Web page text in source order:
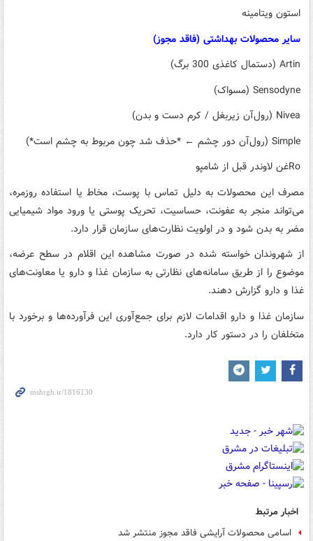
️ استون ویتامینه
️ سایر محصولات بهداشتی (فاقد مجوز)
مصرف این محصولات به دلیل تماس با پوست، مخاط یا استفاده روزمره،
می‌تواند منجر به عفونت، حساسیت، تحریک پوستی یا ورود مواد شیمیایی
مضر به بدن شود و در اولویت نظارت‌های سازمان قرار دارد.
از شهروندان خواسته شده در صورت مشاهده این اقلام در سطح عرضه،
موضوع را از طریق سامانه‌های نظارتی به سازمان غذا و دارو یا معاونت‌های
غذا و دارو گزارش دهند.
سازمان غذا و دارو اقدامات لازم برای جمع‌آوری این فرآورده‌ها و برخورد با
متخلفان را در دستور کار دارد.
اخبار مرتبط
اسامی محصولات آرایشی فاقد مجوز منتشر شد